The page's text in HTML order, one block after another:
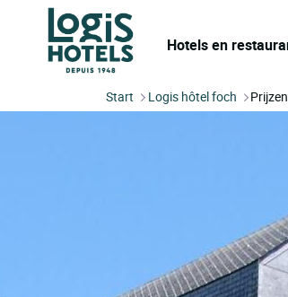
Hotels en
Start Logis hôtel foch